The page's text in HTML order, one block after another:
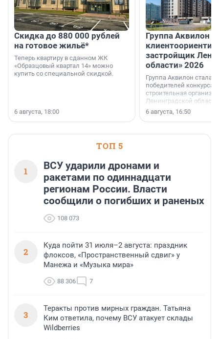
Скидка до 880 000 рублей
на готовое жильё*
Теперь квартиру в сданном ЖК
«Образцовый квартал 14» можно
купить со специальной скидкой.
6 августа, 18:00
Группа Аквилон
застройщик
области» 2026
Группа Аквилон стала
победителей конкурса
строительная
Ленинградской области
номинации «Самый
застройщик
6 августа, 16:50
ТОП 5
1
ВСУ ударили дронами и
ракетами по одиннадцати
регионам России. Власти
сообщили о погибших и раненых
108 073
2
Куда пойти 31 июля–2 августа: праздник
флоксов, «Пространственный сдвиг» у
Манежа и «Музыка мира»
88 306 7
3
Теракты против мирных граждан. Татьяна
Ким ответила, почему ВСУ атакует склады
Wildberries